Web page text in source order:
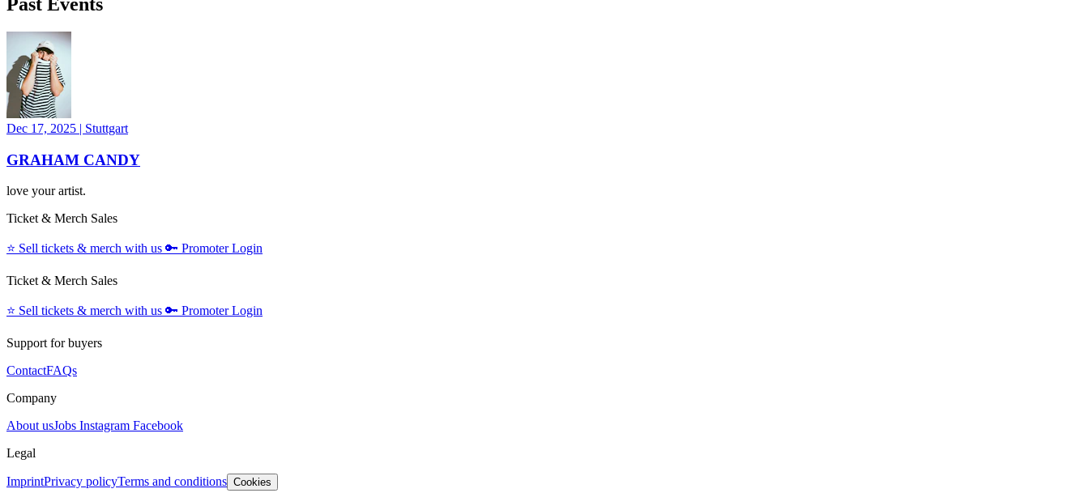
Dec 17, 2025 | Stuttgart
GRAHAM CANDY
love your artist.
Ticket & Merch Sales
⭐️ Sell tickets & merch with us 🔑 Promoter Login
Ticket & Merch Sales
⭐️ Sell tickets & merch with us 🔑 Promoter Login
Support for buyers
ContactFAQs
Company
About usJobs Instagram Facebook
Legal
ImprintPrivacy policyTerms and conditions Cookies